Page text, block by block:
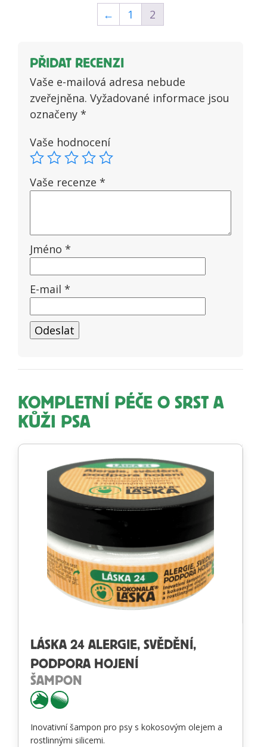
← 1 2
PŘIDAT RECENZI
Vaše e-mailová adresa nebude
zveřejněna. Vyžadované informace jsou
označeny *
Vaše hodnocení
Vaše recenze *
Jméno *
E-mail *
KOMPLETNÍ PÉČE O SRST A
KŮŽI PSA
LÁSKA 24 ALERGIE, SVĚDĚNÍ,
PODPORA HOJENÍ
ŠAMPON
Inovativní šampon pro psy s kokosovým olejem a
rostlinnými silicemi.